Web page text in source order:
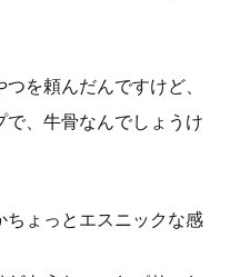
を頼んだんですけど、
、牛骨なんでしょうけ
ちょっとエスニックな感